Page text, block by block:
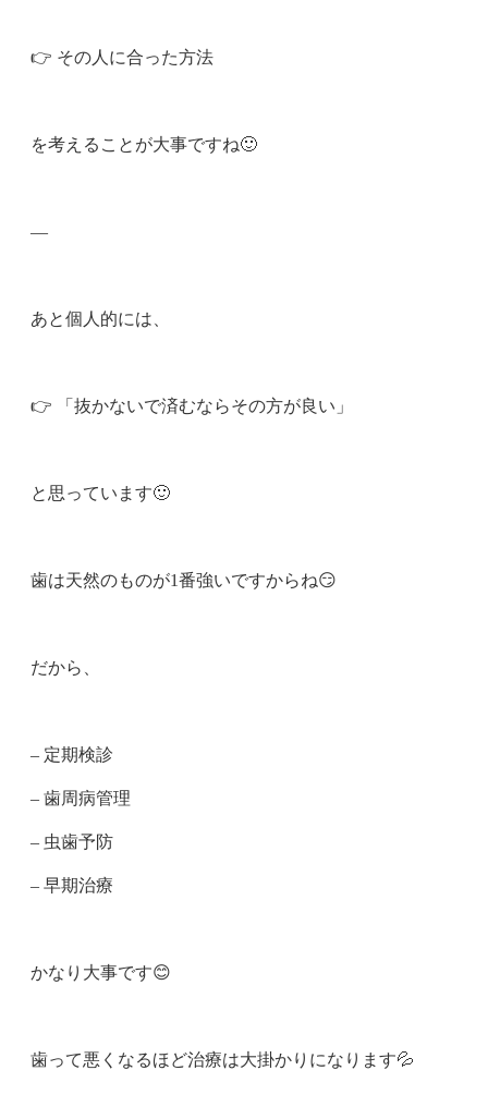
👉 その人に合った方法
を考えることが大事ですね🙂
—
あと個人的には、
👉 「抜かないで済むならその方が良い」
と思っています🙂
歯は天然のものが1番強いですからね😏
だから、
– 定期検診
– 歯周病管理
– 虫歯予防
– 早期治療
かなり大事です😊
歯って悪くなるほど治療は大掛かりになります💦